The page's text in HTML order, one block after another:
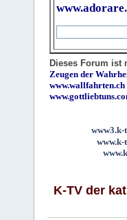
Dieses Forum ist
Zeugen der
www.wallfahrten.ch
www3.k-
www.k-
K-TV der